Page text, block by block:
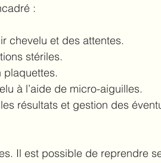
:
chevelu et des attentes.
stériles.
plaquettes.
à l’aide de micro-aiguilles.
résultats et gestion des
Il est possible de reprendre